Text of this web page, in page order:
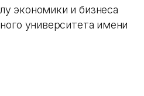
экономики и бизнеса
университета имени